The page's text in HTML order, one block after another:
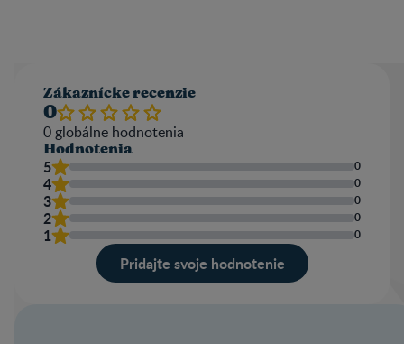
Zákaznícke recenzie
0
0 globálne hodnotenia
Hodnotenia
5 0
4 0
3 0
2 0
1 0
Pridajte svoje hodnotenie